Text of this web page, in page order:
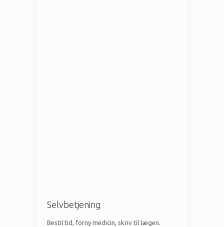
Selvbetjening
Bestil tid, forny medicin, skriv til lægen.